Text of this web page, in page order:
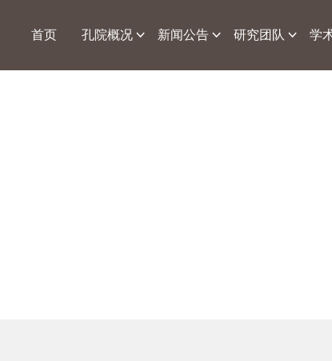
首页 孔院概况 新闻公告 研究团队 学